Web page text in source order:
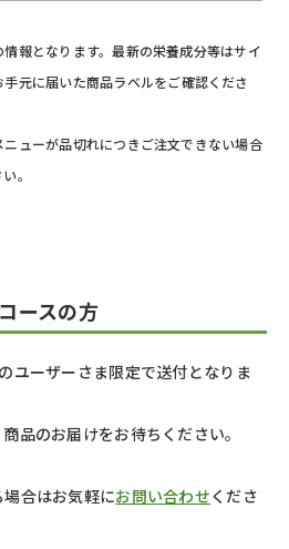
報となります。最新の栄養成分等はサイ
手元に届いた商品ラベルをご確認くださ
ューが品切れにつきご注文できない場合
。
ースの方
ユーザーさま限定で送付となりま
品のお届けをお待ちください。
合はお気軽にお問い合わせくださ